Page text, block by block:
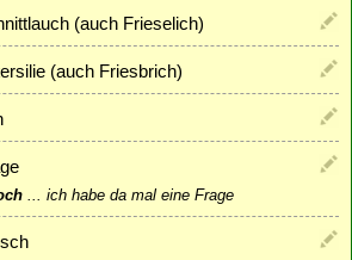
(auch Frieselich)
(auch Friesbrich)
... ich habe da mal eine Frage